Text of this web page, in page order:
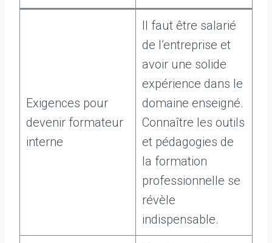
Exigences pour
devenir formateur
interne
Il faut être salarié
de l’entreprise et
avoir une solide
expérience dans le
domaine enseigné.
Connaître les outils
et pédagogies de
la formation
professionnelle se
révèle
indispensable.